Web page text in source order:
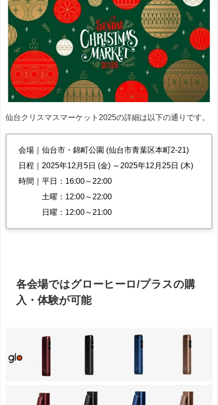
仙台クリスマスマーケット2025の詳細は以下の通りです。
会場｜仙台市・錦町公園 (仙台市青葉区本町2-21)
日程｜2025年12月5日 (金) ～2025年12月25日 (木)
時間｜平日：16:00～22:00
土曜：12:00～22:00
日曜：12:00～21:00
各会場ではグローヒーロ/プラスの購
入・体験が可能